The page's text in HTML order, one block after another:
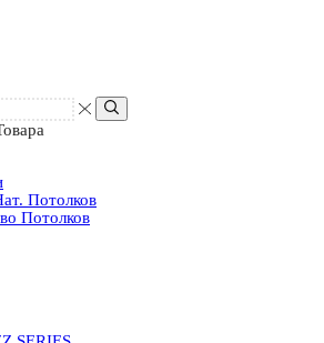
Потолков
Потолков